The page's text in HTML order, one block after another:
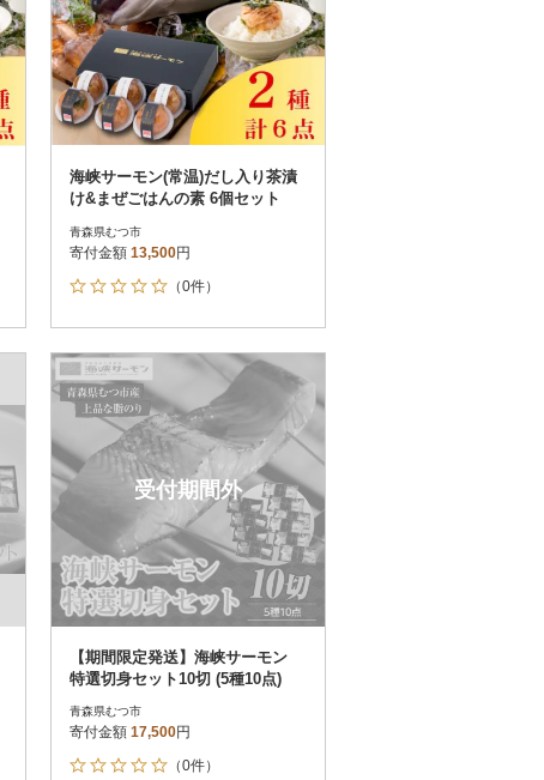
海峡サーモン(常温)だし入り茶漬
け&まぜごはんの素 6個セット
青森県むつ市
寄付金額 13,500円
（0件）
受付期間外
【期間限定発送】海峡サーモン
特選切身セット10切 (5種10点)
青森県むつ市
寄付金額 17,500円
（0件）